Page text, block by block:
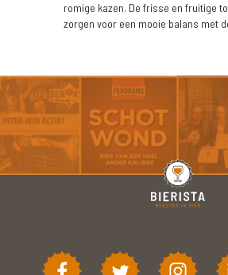
romige kazen. De frisse en fruitige
zorgen voor een mooie balans met